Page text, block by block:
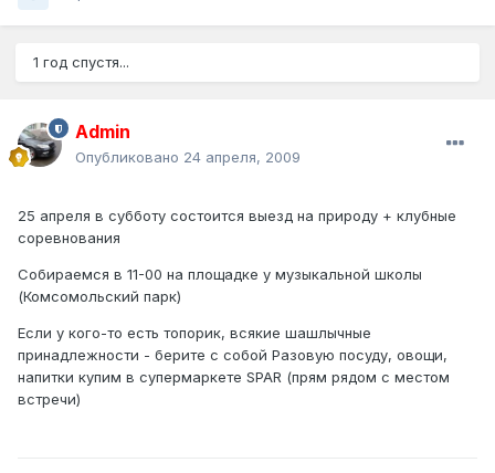
1 год спустя...
Admin
Опубликовано 24 апреля, 2009
25 апреля в субботу состоится выезд на природу + клубные
соревнования
Собираемся в 11-00 на площадке у музыкальной школы
(Комсомольский парк)
Если у кого-то есть топорик, всякие шашлычные
принадлежности - берите с собой Разовую посуду, овощи,
напитки купим в супермаркете SPAR (прям рядом с местом
встречи)